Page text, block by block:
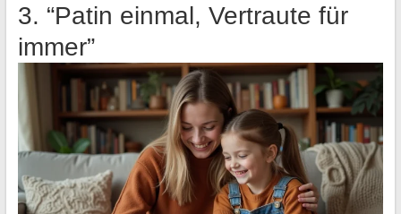
3. “Patin einmal, Vertraute für
immer”